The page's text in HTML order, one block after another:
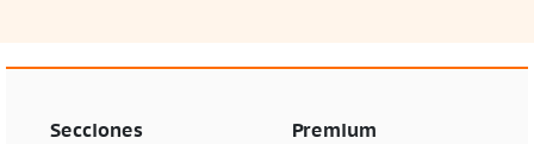
Secciones Premium